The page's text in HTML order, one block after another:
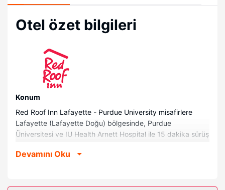
Otel özet bilgileri
Konum
Red Roof Inn Lafayette - Purdue University misafirlere
Lafayette (Lafayette Doğu) bölgesinde, Purdue
Üniversitesi ve IU Health Arnett Hospital ile 15 dakika sürüş
Health Lafayette East ile 2,5 mi (4,1 km) ve Jerry E. Clegg
Devamını Oku